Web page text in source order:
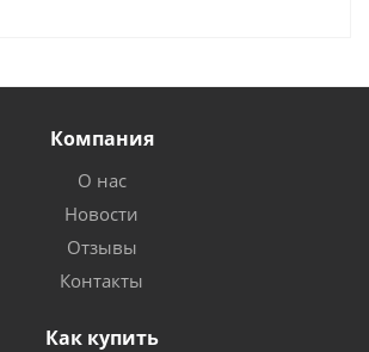
Компания
О нас
Новости
Отзывы
Контакты
Как купить